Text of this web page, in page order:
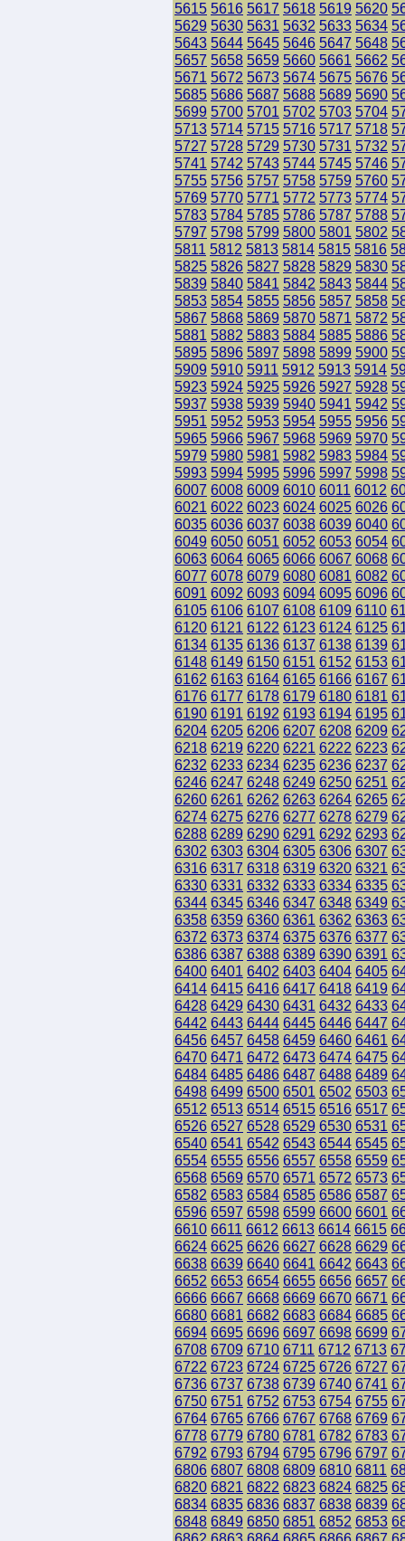
5615 5616 5617 5618 5619 5620
5629 5630 5631 5632 5633 5634
5643 5644 5645 5646 5647 5648
5657 5658 5659 5660 5661 5662
5671 5672 5673 5674 5675 5676
5685 5686 5687 5688 5689 5690
5699 5700 5701 5702 5703 5704
5713 5714 5715 5716 5717 5718
5727 5728 5729 5730 5731 5732
5741 5742 5743 5744 5745 5746
5755 5756 5757 5758 5759 5760
5769 5770 5771 5772 5773 5774
5783 5784 5785 5786 5787 5788
5797 5798 5799 5800 5801 5802
5811 5812 5813 5814 5815 5816
5825 5826 5827 5828 5829 5830
5839 5840 5841 5842 5843 5844
5853 5854 5855 5856 5857 5858
5867 5868 5869 5870 5871 5872
5881 5882 5883 5884 5885 5886
5895 5896 5897 5898 5899 5900
5909 5910 5911 5912 5913 5914
5923 5924 5925 5926 5927 5928
5937 5938 5939 5940 5941 5942
5951 5952 5953 5954 5955 5956
5965 5966 5967 5968 5969 5970
5979 5980 5981 5982 5983 5984
5993 5994 5995 5996 5997 5998
6007 6008 6009 6010 6011 6012
6021 6022 6023 6024 6025 6026
6035 6036 6037 6038 6039 6040
6049 6050 6051 6052 6053 6054
6063 6064 6065 6066 6067 6068
6077 6078 6079 6080 6081 6082
6091 6092 6093 6094 6095 6096
6105 6106 6107 6108 6109 6110
6120 6121 6122 6123 6124 6125
6134 6135 6136 6137 6138 6139
6148 6149 6150 6151 6152 6153
6162 6163 6164 6165 6166 6167
6176 6177 6178 6179 6180 6181
6190 6191 6192 6193 6194 6195
6204 6205 6206 6207 6208 6209
6218 6219 6220 6221 6222 6223
6232 6233 6234 6235 6236 6237
6246 6247 6248 6249 6250 6251
6260 6261 6262 6263 6264 6265
6274 6275 6276 6277 6278 6279
6288 6289 6290 6291 6292 6293
6302 6303 6304 6305 6306 6307
6316 6317 6318 6319 6320 6321
6330 6331 6332 6333 6334 6335
6344 6345 6346 6347 6348 6349
6358 6359 6360 6361 6362 6363
6372 6373 6374 6375 6376 6377
6386 6387 6388 6389 6390 6391
6400 6401 6402 6403 6404 6405
6414 6415 6416 6417 6418 6419
6428 6429 6430 6431 6432 6433
6442 6443 6444 6445 6446 6447
6456 6457 6458 6459 6460 6461
6470 6471 6472 6473 6474 6475
6484 6485 6486 6487 6488 6489
6498 6499 6500 6501 6502 6503
6512 6513 6514 6515 6516 6517
6526 6527 6528 6529 6530 6531
6540 6541 6542 6543 6544 6545
6554 6555 6556 6557 6558 6559
6568 6569 6570 6571 6572 6573
6582 6583 6584 6585 6586 6587
6596 6597 6598 6599 6600 6601
6610 6611 6612 6613 6614 6615
6624 6625 6626 6627 6628 6629
6638 6639 6640 6641 6642 6643
6652 6653 6654 6655 6656 6657
6666 6667 6668 6669 6670 6671
6680 6681 6682 6683 6684 6685
6694 6695 6696 6697 6698 6699
6708 6709 6710 6711 6712 6713
6722 6723 6724 6725 6726 6727
6736 6737 6738 6739 6740 6741
6750 6751 6752 6753 6754 6755
6764 6765 6766 6767 6768 6769
6778 6779 6780 6781 6782 6783
6792 6793 6794 6795 6796 6797
6806 6807 6808 6809 6810 6811
6820 6821 6822 6823 6824 6825
6834 6835 6836 6837 6838 6839
6848 6849 6850 6851 6852 6853